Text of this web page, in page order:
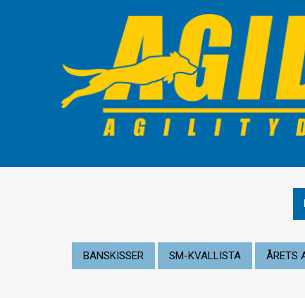
BANSKISSER SM-KVALLISTA ÅRETS